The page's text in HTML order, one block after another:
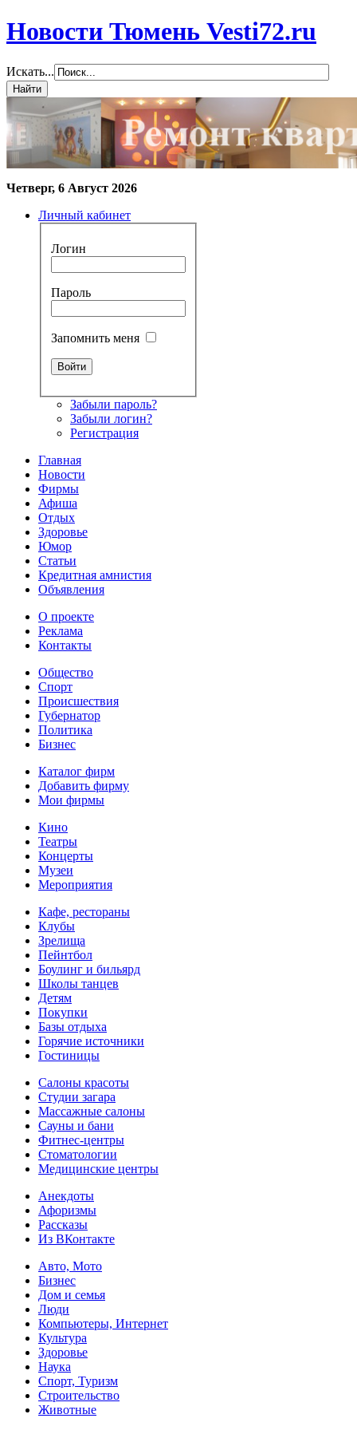
Новости Тюмень Vesti72.ru
Искать...
Четверг, 6 Август 2026
Личный кабинет
Логин
Пароль
Запомнить меня
Забыли пароль?
Забыли логин?
Регистрация
Главная
Новости
Фирмы
Афиша
Отдых
Здоровье
Юмор
Статьи
Кредитная амнистия
Объявления
О проекте
Реклама
Контакты
Общество
Спорт
Происшествия
Губернатор
Политика
Бизнес
Каталог фирм
Добавить фирму
Мои фирмы
Кино
Театры
Концерты
Музеи
Мероприятия
Кафе, рестораны
Клубы
Зрелища
Пейнтбол
Боулинг и бильярд
Школы танцев
Детям
Покупки
Базы отдыха
Горячие источники
Гостиницы
Салоны красоты
Студии загара
Массажные салоны
Сауны и бани
Фитнес-центры
Стоматологии
Медицинские центры
Анекдоты
Афоризмы
Рассказы
Из ВКонтакте
Авто, Мото
Бизнес
Дом и семья
Люди
Компьютеры, Интернет
Культура
Здоровье
Наука
Спорт, Туризм
Строительство
Животные